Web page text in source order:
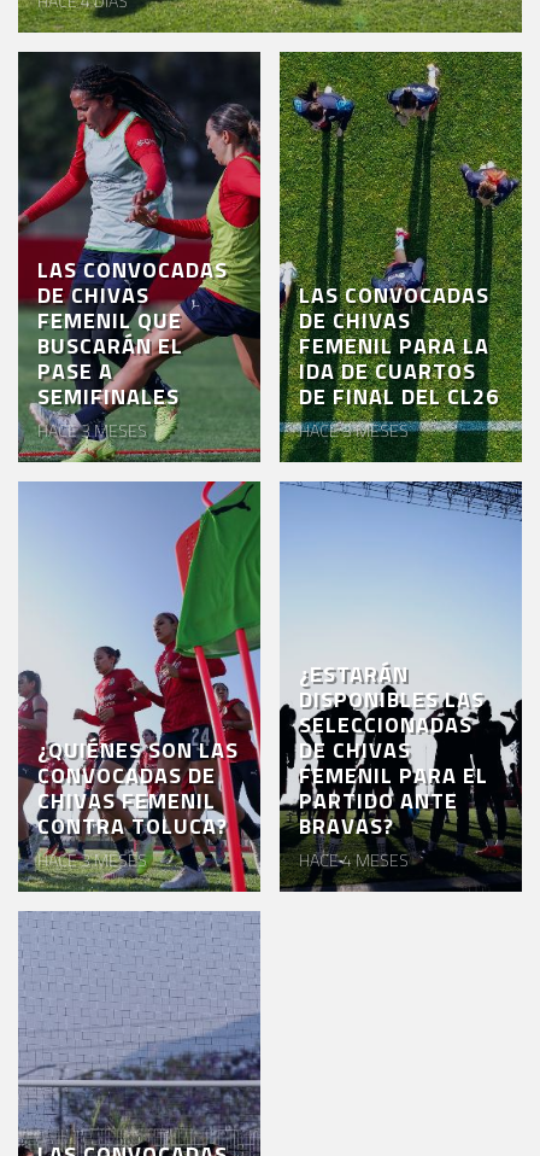
VENTA
BOLETOS
CHIVABONOS
EVENTOS
DEPORTIVOS
REBAÑO
CHIVAS
TIENDA
CHIVAS
CHIVASTV
ESTADIO
AKRON
LAS CONVOCADAS
DE CHIVAS
FEMENIL QUE
BUSCARÁN EL
PASE A
SEMIFINALES
HACE 3 MESES
LAS CONVOCADAS
DE CHIVAS
FEMENIL PARA LA
IDA DE CUARTOS
DE FINAL DEL CL26
HACE 3 MESES
¿QUIÉNES SON LAS
CONVOCADAS DE
CHIVAS FEMENIL
CONTRA TOLUCA?
HACE 3 MESES
¿ESTARÁN
DISPONIBLES LAS
SELECCIONADAS
DE CHIVAS
FEMENIL PARA EL
PARTIDO ANTE
BRAVAS?
HACE 4 MESES